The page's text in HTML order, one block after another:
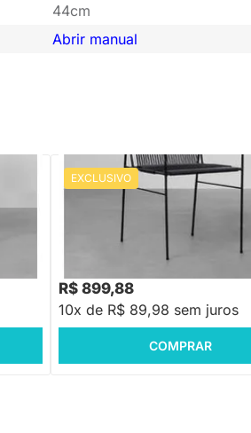
44cm
Abrir manual
EXCLUSIVO PRONTA ENTREGA
Cadeira Spaguet Dai com Braços
R$ 899,88
10x de R$ 89,98 sem juros
COMPRAR